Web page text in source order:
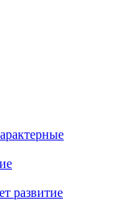
развитие